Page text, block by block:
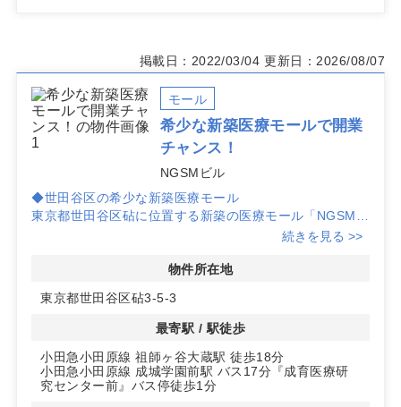
掲載日：2022/03/04 更新日：2026/08/07
モール
希少な新築医療モールで開業
チャンス！
NGSMビル
◆世田谷区の希少な新築医療モール
東京都世田谷区砧に位置する新築の医療モール「NGSMビ
ル」は、世田谷通り沿いで高い視認性を誇ります。近隣の
見込まれ、集患力を高める絶好のロケーションです。
◆内科の診療圏は好条件
一次診療圏内で内科の診療が55人と好条件のため、クリ
形外科、婦人科・産科、眼科、泌尿器科、皮膚科、心療内
科など多様な診療科目での開業が可能です。
続きを見る >>
物件所在地
東京都世田谷区砧3-5-3
最寄駅 / 駅徒歩
小田急小田原線 祖師ヶ谷大蔵駅 徒歩18分
小田急小田原線 成城学園前駅 バス17分『成育医療研
究センター前』バス停徒歩1分